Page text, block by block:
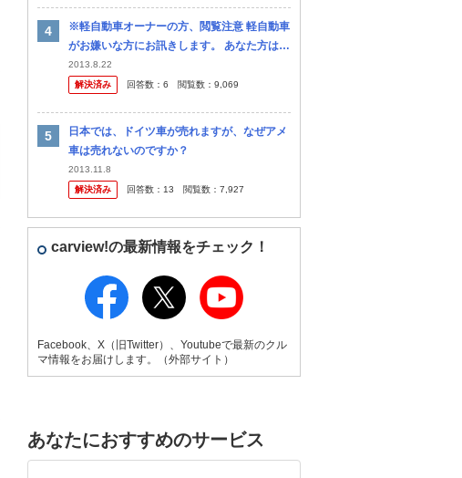
※軽自動車オーナーの方、閲覧注意 軽自動車
がお嫌いな方にお訊きします。 あなた方は軽
自動車の何処がお嫌いなのでしょうか？ それ
とも、軽自動車に乗る人間がお嫌いなのでし
2013.8.22
解決済み
回答数： 6 閲覧数： 9,069
日本では、ドイツ車が売れますが、なぜアメ
車は売れないのですか？
2013.11.8
解決済み
回答数： 13 閲覧数： 7,927
carview!の最新情報をチェック！
Facebook、X（旧Twitter）、Youtubeで最新のクル
マ情報をお届けします。（外部サイト）
あなたにおすすめのサービス